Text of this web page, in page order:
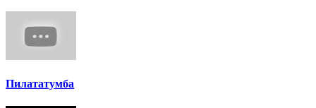
Пилататумба